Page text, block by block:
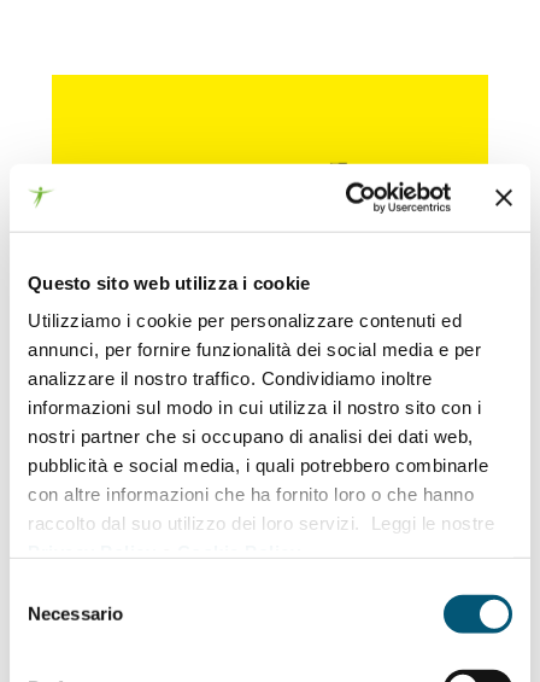
Questo sito web utilizza i cookie
Utilizziamo i cookie per personalizzare contenuti ed
annunci, per fornire funzionalità dei social media e per
analizzare il nostro traffico. Condividiamo inoltre
informazioni sul modo in cui utilizza il nostro sito con i
nostri partner che si occupano di analisi dei dati web,
pubblicità e social media, i quali potrebbero combinarle
con altre informazioni che ha fornito loro o che hanno
raccolto dal suo utilizzo dei loro servizi. Leggi le nostre
delNecessario
TERRE DI MEZZO
Il progetto Terre di Mezzo nasce dalla sinergia tra
l'Associazione L’Impronta -...
LEARN MORE